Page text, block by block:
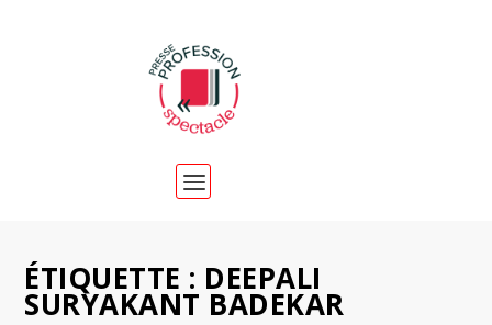
ÉTIQUETTE : DEEPALI
SURYAKANT BADEKAR